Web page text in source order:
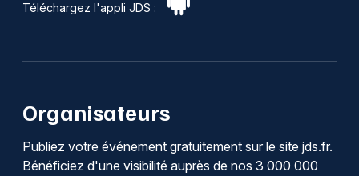
Téléchargez l'appli JDS :
Organisateurs
Publiez votre événement gratuitement sur le site jds.fr.
Bénéficiez d'une visibilité auprès de nos 3 000 000